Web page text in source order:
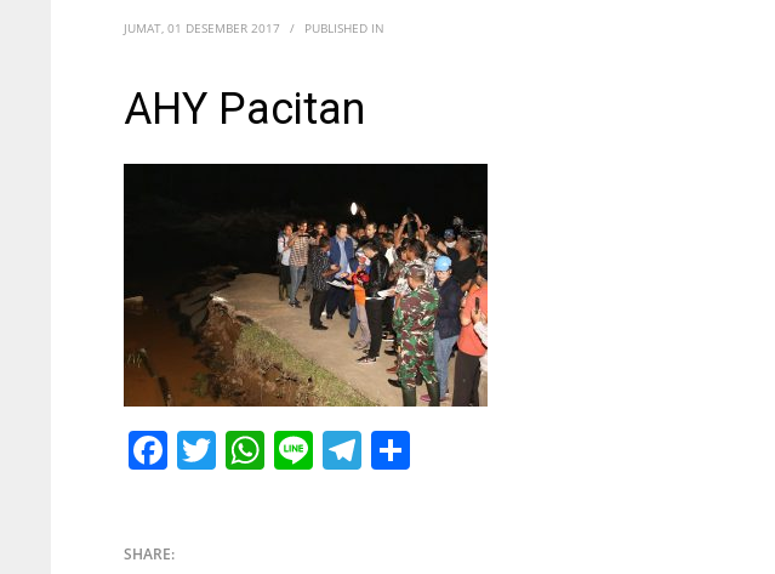
JUMAT, 01 DESEMBER 2017 / PUBLISHED IN
AHY Pacitan
Facebook
Twitter
WhatsApp
LineTelegram